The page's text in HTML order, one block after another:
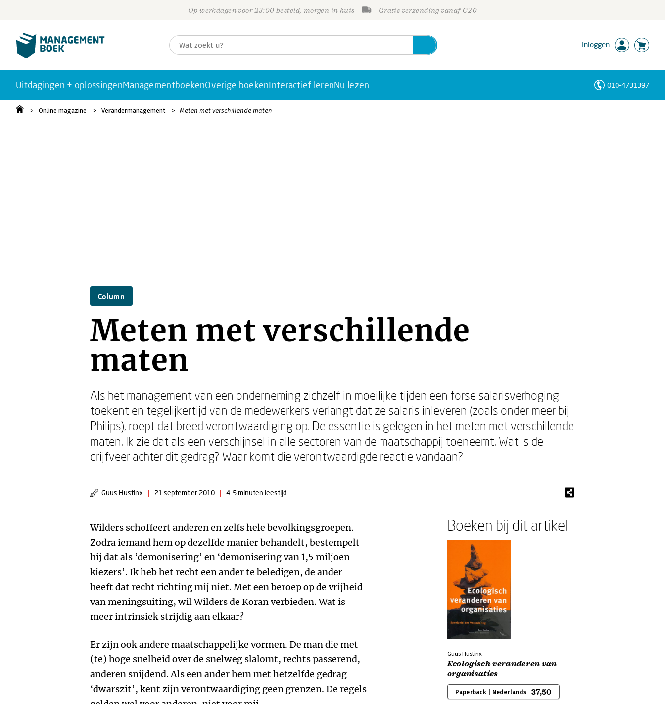
Op werkdagen voor 23:00 besteld, morgen in huis Gratis verzending vanaf €20
Inloggen
Uitdagingen + oplossingenManagementboekenOverige boekenInteractief lerenNu lezen 010-4731397
Online magazine Verandermanagement Meten met verschillende maten
Column
Meten met verschillende
maten
Als het management van een onderneming zichzelf in moeilijke tijden een forse salarisverhoging
toekent en tegelijkertijd van de medewerkers verlangt dat ze salaris inleveren (zoals onder meer bij
Philips), roept dat breed verontwaardiging op. De essentie is gelegen in het meten met verschillende
maten. Ik zie dat als een verschijnsel in alle sectoren van de maatschappij toeneemt. Wat is de
drijfveer achter dit gedrag? Waar komt die verontwaardigde reactie vandaan?
Guus Hustinx | 21 september 2010 | 4-5 minuten leestijd
Wilders schoffeert anderen en zelfs hele bevolkingsgroepen.
Zodra iemand hem op dezelfde manier behandelt, bestempelt
hij dat als ‘demonisering’ en ‘demonisering van 1,5 miljoen
kiezers’. Ik heb het recht een ander te beledigen, de ander
heeft dat recht richting mij niet. Met een beroep op de vrijheid
van meningsuiting, wil Wilders de Koran verbieden. Wat is
meer intrinsiek strijdig aan elkaar?
Er zijn ook andere maatschappelijke vormen. De man die met
(te) hoge snelheid over de snelweg slalomt, rechts passerend,
anderen snijdend. Als een ander hem met hetzelfde gedrag
‘dwarszit’, kent zijn verontwaardiging geen grenzen. De regels
Boeken bij dit artikel
Guus Hustinx
Ecologisch veranderen van
organisaties
Paperback | Nederlands 37,50
Personen